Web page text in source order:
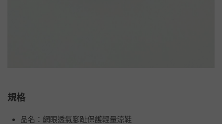
規格
品名：網眼透氣腳趾保護輕量涼鞋